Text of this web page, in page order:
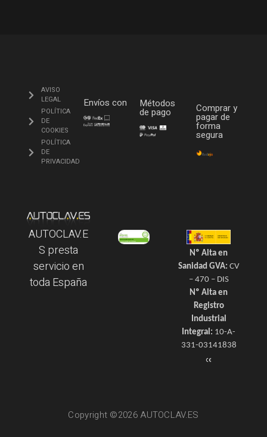
AVISO
LEGAL
POLÍTICA
DE
COOKIES
POLÍTICA
DE
PRIVACIDAD
Envíos con Métodos
de pago Comprar y
pagar de
forma
segura
AUTOCLAV.E
S presta
servicio en
toda España
Nº Alta en
Sanidad GVA: CV
– 470 – DIS
Nº Alta en
Registro
Industrial
Integral: 10-A-
331-03141838
Copyright ©2026 AUTOCLAV.ES